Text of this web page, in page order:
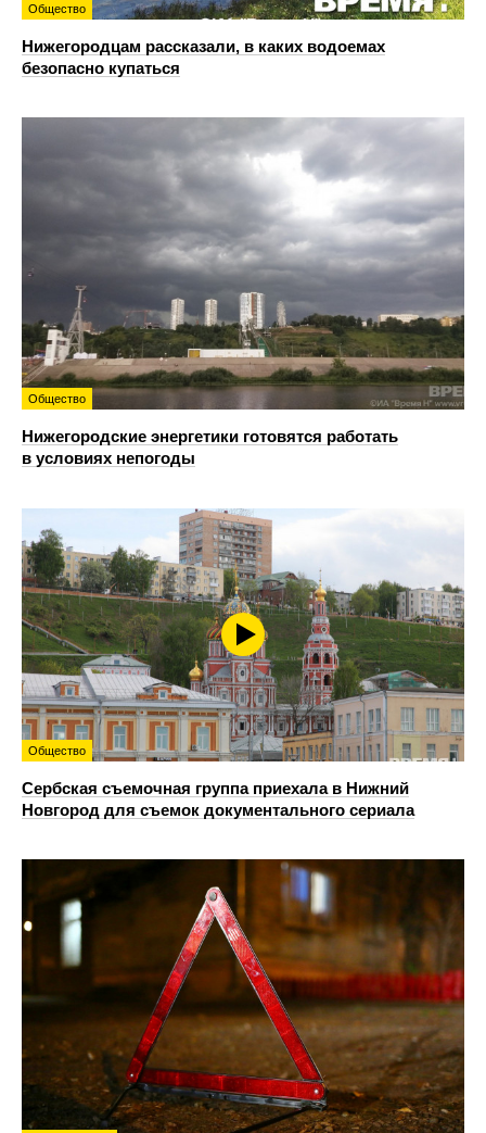
Общество
Нижегородцам рассказали, в каких водоемах
безопасно купаться
Общество
Нижегородские энергетики готовятся работать
в условиях непогоды
Общество
Сербская съемочная группа приехала в Нижний
Новгород для съемок документального сериала